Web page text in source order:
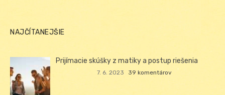
NAJČÍTANEJŠIE
Prijímacie skúšky z matiky a postup riešenia
7. 6. 2023 39 komentárov